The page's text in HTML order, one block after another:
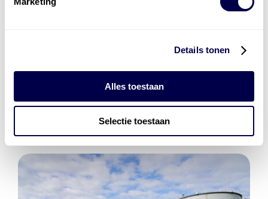
Details tonen
Alles toestaan
Selectie toestaan